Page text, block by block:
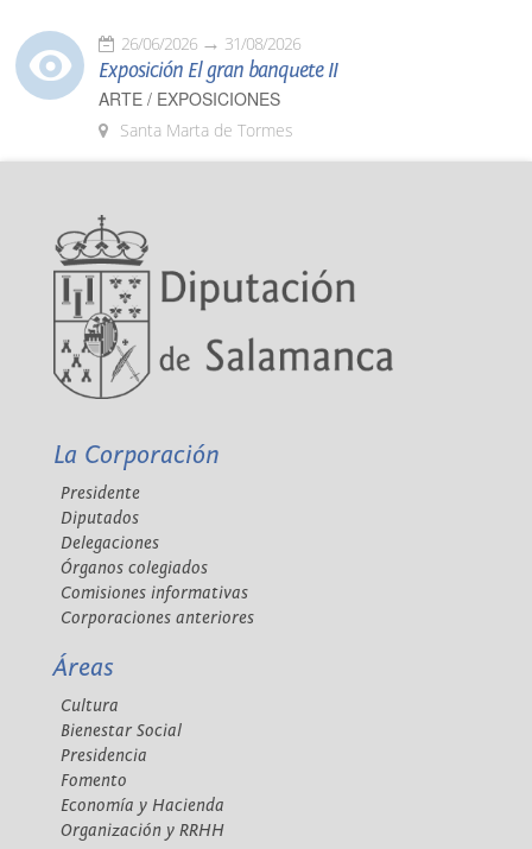
26/06/2026 31/08/2026
Exposición El gran banquete II
ARTE / EXPOSICIONES
Santa Marta de Tormes
La Corporación
Presidente
Diputados
Delegaciones
Órganos colegiados
Comisiones informativas
Corporaciones anteriores
Áreas
Cultura
Bienestar Social
Presidencia
Fomento
Economía y Hacienda
Organización y RRHH